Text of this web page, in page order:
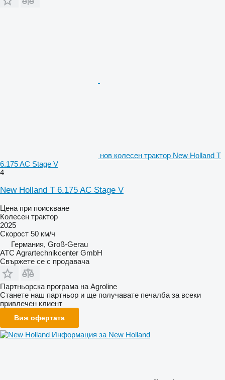
нов колесен трактор New Holland T
6.175 AC Stage V
4
New Holland T 6.175 AC Stage V
Цена при поискване
Колесен трактор
2025
Скорост 50 км/ч
Германия, Groß-Gerau
ATC Agrartechnikcenter GmbH
Свържете се с продавача
Партньорска програма на Agroline
Станете наш партньор и ще получавате печалба за всеки
привлечен клиент
Виж офертата
Информация за New Holland